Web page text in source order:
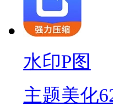
水印P图
主题美化